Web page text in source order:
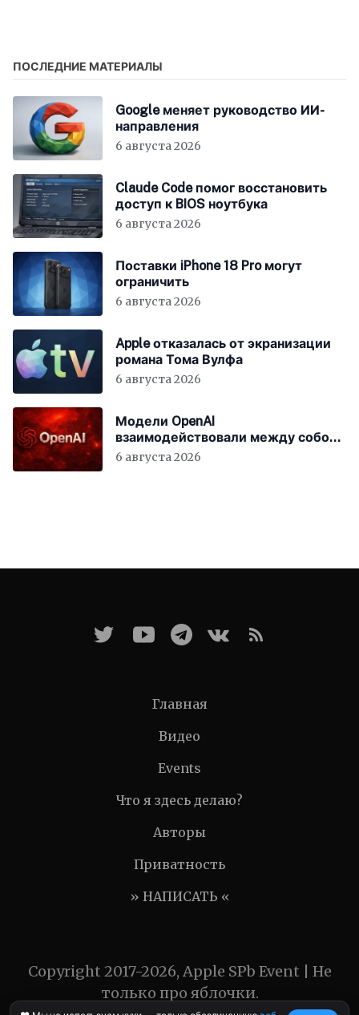
ПОСЛЕДНИЕ МАТЕРИАЛЫ
Google меняет руководство ИИ-
направления
6 августа 2026
Claude Code помог восстановить
доступ к BIOS ноутбука
6 августа 2026
Поставки iPhone 18 Pro могут
ограничить
6 августа 2026
Apple отказалась от экранизации
романа Тома Вулфа
6 августа 2026
Модели OpenAI
взаимодействовали между собой
до взлома Hugging Face
6 августа 2026
Главная
Видео
Events
Что я здесь делаю?
Авторы
Приватность
» НАПИСАТЬ «
Copyright 2017-2026, Apple SPb Event | Не
только про яблочки.